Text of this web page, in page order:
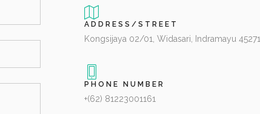
ADDRESS/STREET
Kongsijaya 02/01, Widasari, Indramayu 45271
PHONE NUMBER
+(62) 81223001161